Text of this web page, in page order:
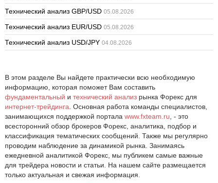
Технический анализ GBP/USD 05.08.2026
Технический анализ EUR/USD 05.08.2026
Технический анализ USD/JPY 04.08.2026
В этом разделе Вы найдете практически всю необходимую
информацию, которая поможет Вам составить
фундаментальный и технический анализ рынка Форекс для
интернет-трейдинга . Основная работа команды специалистов,
занимающихся поддержкой портала www.fxteam.ru , - это
всесторонний обзор брокеров Форекс, аналитика, подбор и
классификация тематических сообщений. Также мы регулярно
проводим наблюдение за динамикой рынка. Занимаясь
ежедневной аналитикой Форекс, мы публикем самые важные
для трейдера новости и статьи. На нашем сайте размещается
только актуальная и свежая информация.